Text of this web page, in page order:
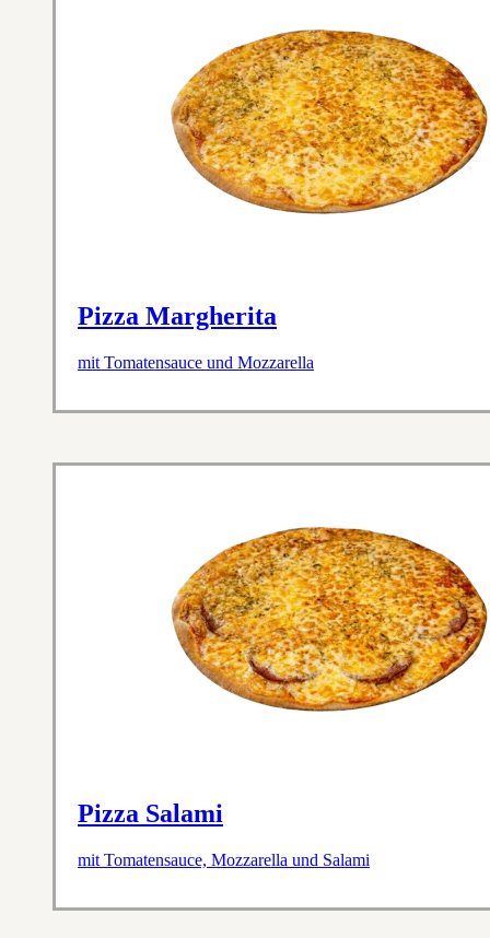
Pizza Margherita
mit Tomatensauce und Mozzarella
Pizza Salami
mit Tomatensauce, Mozzarella und Salami